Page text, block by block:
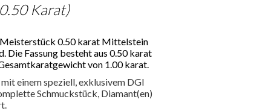
Karat)
Meisterstück 0.50 karat Mittelstein
Die Fassung besteht aus 0.50 karat
von 1.00 karat.
einem speziell, exklusivem DGI
Schmuckstück, Diamant(en)